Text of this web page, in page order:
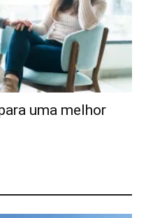
uma melhor